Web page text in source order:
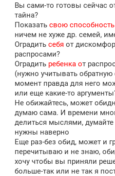
б
щ
н
и
Вы сами-то готовы сейчас
тайна?
Показать свою
ничем не хуже др. семей,
Оградить себя от
распросами?
Оградить ребенка от
(нужно учитывать
момент правда для него
или еще какие-то
Не обижайтесь, может
думаю сама. И времени
делиться мыслями,
нужны наверно
Еще раз-без обид, может и
перечитываю и не знаю,
хочу чтобы вы приняли
больше-так или не так я